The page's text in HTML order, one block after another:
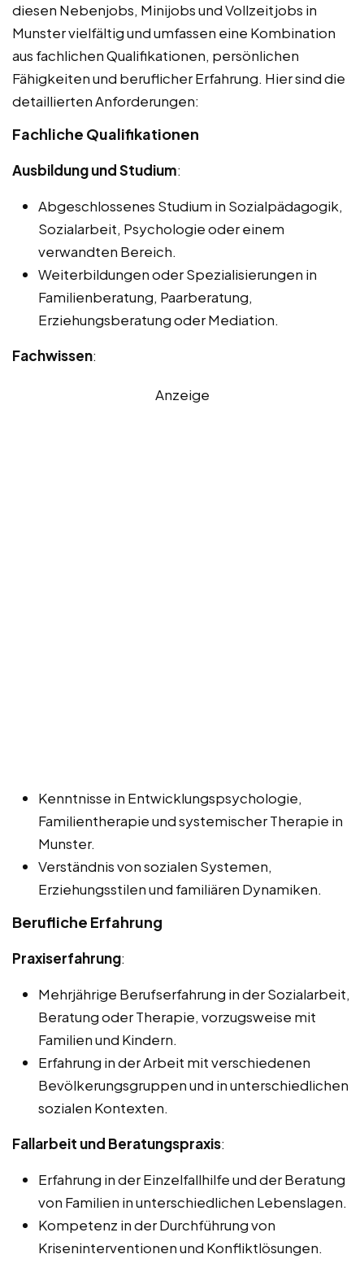
diesen Nebenjobs, Minijobs und Vollzeitjobs in
Munster vielfältig und umfassen eine Kombination
aus fachlichen Qualifikationen, persönlichen
Fähigkeiten und beruflicher Erfahrung. Hier sind die
detaillierten Anforderungen:
Fachliche Qualifikationen
Ausbildung und Studium:
Abgeschlossenes Studium in Sozialpädagogik,
Sozialarbeit, Psychologie oder einem
verwandten Bereich.
Weiterbildungen oder Spezialisierungen in
Familienberatung, Paarberatung,
Erziehungsberatung oder Mediation.
Fachwissen:
Anzeige
Kenntnisse in Entwicklungspsychologie,
Familientherapie und systemischer Therapie in
Munster.
Verständnis von sozialen Systemen,
Erziehungsstilen und familiären Dynamiken.
Berufliche Erfahrung
Praxiserfahrung:
Mehrjährige Berufserfahrung in der Sozialarbeit,
Beratung oder Therapie, vorzugsweise mit
Familien und Kindern.
Erfahrung in der Arbeit mit verschiedenen
Bevölkerungsgruppen und in unterschiedlichen
sozialen Kontexten.
Fallarbeit und Beratungspraxis:
Erfahrung in der Einzelfallhilfe und der Beratung
von Familien in unterschiedlichen Lebenslagen.
Kompetenz in der Durchführung von
Kriseninterventionen und Konfliktlösungen.